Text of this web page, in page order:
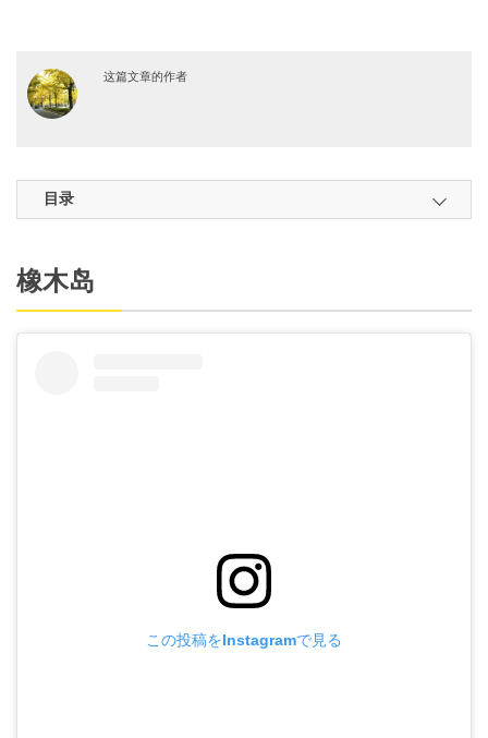
这篇文章的作者
目录
橡木岛
この投稿をInstagramで見る